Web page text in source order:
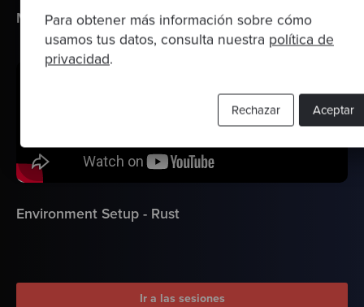
Para obtener más información sobre cómo
usamos tus datos, consulta nuestra política de
privacidad.
Aceptar
Rechazar
Mars Rover - Rust
Environment Setup - Rust
Ir a las sesiones